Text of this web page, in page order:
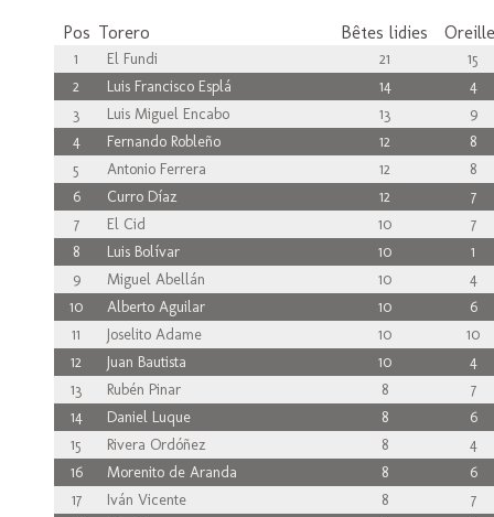
Pos Torero Bêtes lidies
1 El Fundi 21
15
2
Luis Francisco Esplá 14
4
3
Luis Miguel Encabo 13
9
4
Fernando Robleño 12
8
5
Antonio Ferrera 12
8
6
Curro Díaz 12
7
7
El Cid 10
7
8
Luis Bolívar 10
1
9
Miguel Abellán 10
4
10
Alberto Aguilar 10
6
11
Joselito Adame 10
10
12
Juan Bautista 10
4
13
Rubén Pinar 8
7
14
Daniel Luque 8
6
15
Rivera Ordóñez 8
4
16
Morenito de Aranda 8
6
17
Iván Vicente 8
7